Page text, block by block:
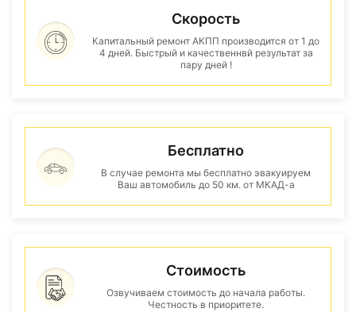
Скорость
Капитальный ремонт АКПП производится от 1 до
4 дней. Быстрый и качественнвй результат за
пару дней !
Бесплатно
В случае ремонта мы бесплатно эвакуируем
Ваш автомобиль до 50 км. от МКАД-а
Стоимость
Озвучиваем стоимость до начала работы.
Честность в приоритете.